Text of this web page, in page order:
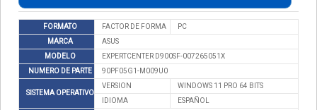
FORMATO FACTOR DE FORMA
PC
MARCA
ASUS
MODELO
EXPERTCENTER D900SF-007265051X
NUMERO DE PARTE
90PF05G1-M009U0
SISTEMA OPERATIVO
VERSION
WINDOWS 11 PRO 64 BITS
IDIOMA
ESPAÑOL